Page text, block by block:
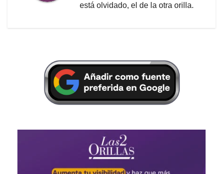
está olvidado, el de la otra orilla.